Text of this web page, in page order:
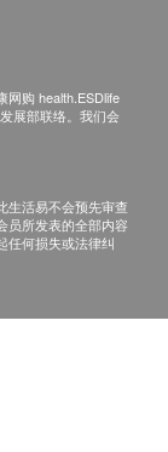
国外文献资
可以透过进
过量接触及
、生育能力
网购 health.ESDlife
展部联络。我们会
生活易不会预先审查
员所发表的全部内容
任何损失或法律纠